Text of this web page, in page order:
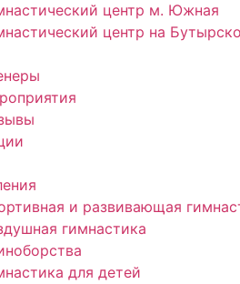
центр м. Южная
центр на
и развивающая
гимнастика
для детей